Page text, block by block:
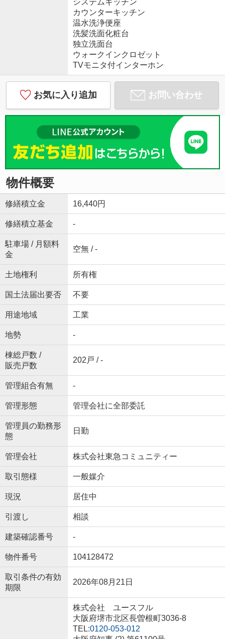
カウンターキッチン
温水洗浄便座
洗髪洗面化粧台
独立洗面台
ウォークインクロゼット
TVモニタ付インターホン
お気に入り追加 お問い合わせ
物件概要
修繕積立金 16,440円
修繕積立基金 -
駐車場 / 月額料
金
空無 / -
土地権利 所有権
国土法届出要否 不要
用途地域 工業
地勢 -
棟総戸数 /
販売戸数
202戸 / -
管理組合有無 -
管理形態 管理会社に全部委託
管理員の勤務形
態
日勤
管理会社 株式会社東急コミュニティー
取引態様 一般媒介
現況 居住中
引渡し 相談
建築確認番号 -
物件番号 104128472
取引条件の有効
期限
2026年08月21日
株式会社 ユースフル
大阪府堺市北区長曽根町3036-8
TEL:0120-053-012